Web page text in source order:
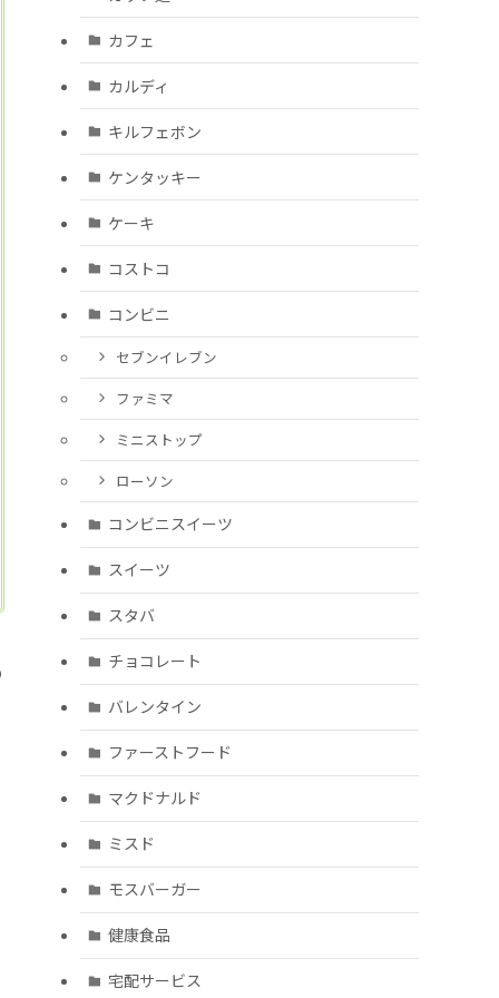
カフェ
カルディ
キルフェボン
ケンタッキー
ケーキ
コストコ
コンビニ
セブンイレブン
ファミマ
ミニストップ
ローソン
コンビニスイーツ
スイーツ
スタバ
チョコレート
バレンタイン
ファーストフード
マクドナルド
ミスド
モスバーガー
健康食品
宅配サービス